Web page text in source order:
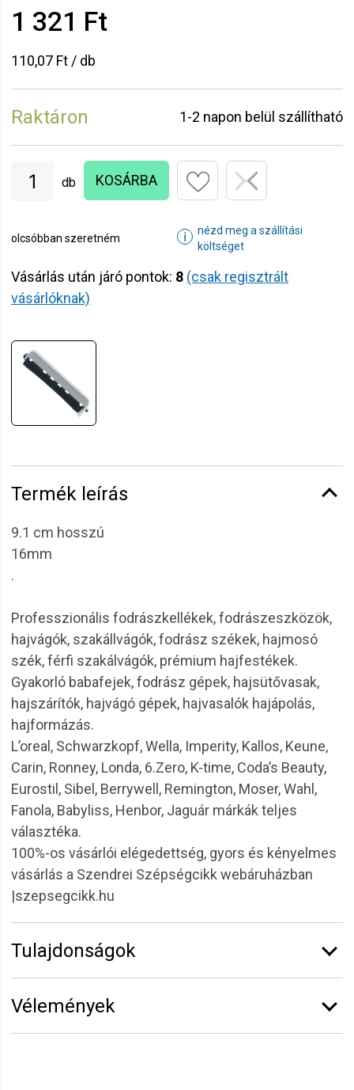
1 321 Ft
110,07 Ft / db
Raktáron 1-2 napon belül szállítható
db KOSÁRBA
olcsóbban szeretném ℹ
nézd meg a szállítási
költséget
Vásárlás után járó pontok: 8 (csak regisztrált
vásárlóknak)
Termék leírás
9.1 cm hosszú
16mm
.
Professzionális fodrászkellékek, fodrászeszközök,
hajvágók, szakállvágók, fodrász székek, hajmosó
szék, férfi szakálvágók, prémium hajfestékek.
Gyakorló babafejek, fodrász gépek, hajsütővasak,
hajszárítók, hajvágó gépek, hajvasalók hajápolás,
hajformázás.
L’oreal, Schwarzkopf, Wella, Imperity, Kallos, Keune,
Carin, Ronney, Londa, 6.Zero, K-time, Coda’s Beauty,
Eurostil, Sibel, Berrywell, Remington, Moser, Wahl,
Fanola, Babyliss, Henbor, Jaguár márkák teljes
választéka.
100%-os vásárlói elégedettség, gyors és kényelmes
vásárlás a Szendrei Szépségcikk webáruházban
|szepsegcikk.hu
Tulajdonságok
Átmérő:
Hosszúság:
9,1 cm
Vélemények